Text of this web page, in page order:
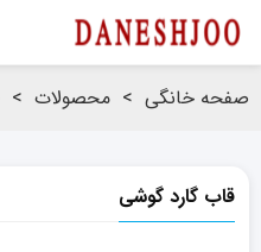
صفحه خانگی > محصولات >
قاب گارد گوشی